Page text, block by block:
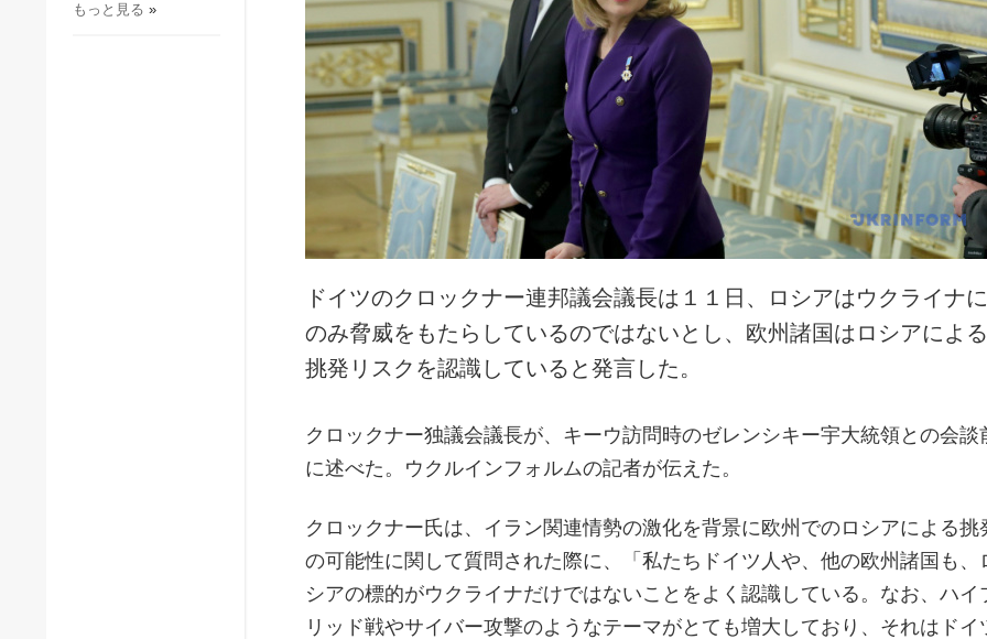
もっと見る »
ドイツのクロックナー連邦議会議長は１１日、ロシアはウクライナに
のみ脅威をもたらしているのではないとし、欧州諸国はロシアによる
挑発リスクを認識していると発言した。
クロックナー独議会議長が、キーウ訪問時のゼレンシキー宇大統領との会談
に述べた。ウクルインフォルムの記者が伝えた。
クロックナー氏は、イラン関連情勢の激化を背景に欧州でのロシアによる挑
の可能性に関して質問された際に、「私たちドイツ人や、他の欧州諸国も、
シアの標的がウクライナだけではないことをよく認識している。なお、ハイ
リッド戦やサイバー攻撃のようなテーマがとても増大しており、それはドイ